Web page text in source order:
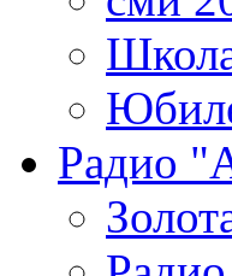
Радио